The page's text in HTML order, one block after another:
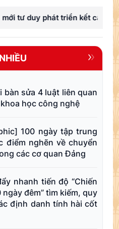
cấu hạ tầng
bàn sửa 4 luật liên quan
học công nghệ
100 ngày tập trung
điểm nghẽn về chuyển
các cơ quan Đảng
nhanh tiến độ “Chiến
đêm” tìm kiếm, quy
định danh tính hài cốt